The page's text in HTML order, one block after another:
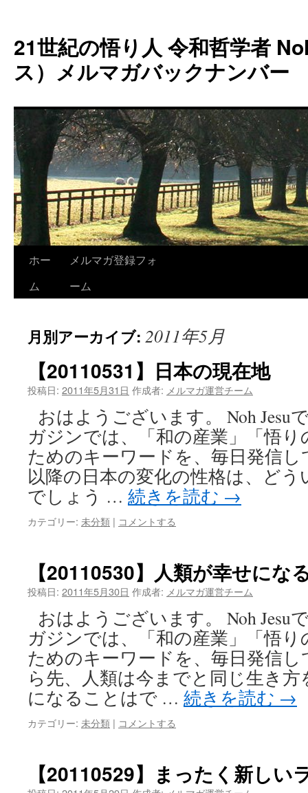
テ
ン
ツ
へ
キ
ッ
プ
21世紀の悟り人 令和哲学者
ス）メルマガバックナンバー
ホー
ム
メルマガ登録フォ
ーム
月別アーカイブ: 2011年5月
【20110531】日本の現在地
投稿日: 2011年5月31日 作成者: メルマガ運営チーム
おはようございます。 Noh Jesu
ガジンでは、「和の産業」「悟
ためのキーワードを、毎日発信し
以降の日本の変化の性格は、ど
でしょう … 続きを読む →
カテゴリー: 未分類 | コメントする
【20110530】人類が幸せにな
投稿日: 2011年5月30日 作成者: メルマガ運営チーム
おはようございます。 Noh Jesu
ガジンでは、「和の産業」「悟
ためのキーワードを、毎日発信
ら先、人類は今までと同じ生き
になることはで … 続きを読む →
カテゴリー: 未分類 | コメントする
【20110529】まったく新しい